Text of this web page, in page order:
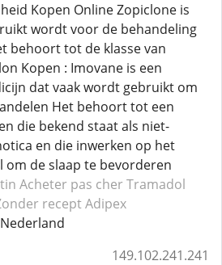
Kopen Online Zopiclone is
wordt voor de behandeling
behoort tot de klasse van
Kopen : Imovane is een
dat vaak wordt gebruikt om
Het behoort tot een
die bekend staat als niet-
en die inwerken op het
om de slaap te bevorderen
Acheter pas cher Tramadol
recept Adipex
149.102.241.241